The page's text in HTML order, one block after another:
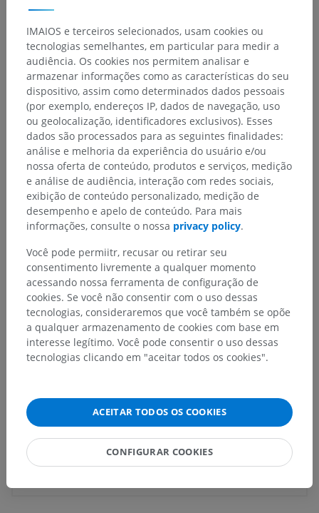
Anatomia humana 1
Anatomia sistêmica>
Articulações; Sistema articular>
Articulações do membro superior>
Articulações da parte livre do membro superior>
Articulações da parte livre do membro superior
Estruturas subjacentes:
Articulação do ombro
Articulação do cotovelo
Articulação radioulnar distal
Articulações da mão
Traduções
Encontrou um erro?
Não hesite em nos sugerir uma correção, tradução ou
melhora de conteúdo.
Relatar um problema
IMAIOS e terceiros selecionados, usam cookies ou
tecnologias semelhantes, em particular para medir a
audiência. Os cookies nos permitem analisar e
armazenar informações como as características do seu
dispositivo, assim como determinados dados pessoais
(por exemplo, endereços IP, dados de navegação, uso
ou geolocalização, identificadores exclusivos). Esses
dados são processados para as seguintes finalidades:
análise e melhoria da experiência do usuário e/ou
nossa oferta de conteúdo, produtos e serviços, medição
e análise de audiência, interação com redes sociais,
exibição de conteúdo personalizado, medição de
desempenho e apelo de conteúdo. Para mais
informações, consulte o nossa privacy policy.
Você pode permiitr, recusar ou retirar seu
consentimento livremente a qualquer momento
acessando nossa ferramenta de configuração de
cookies. Se você não consentir com o uso dessas
tecnologias, consideraremos que você também se opõe
a qualquer armazenamento de cookies com base em
interesse legítimo. Você pode consentir o uso dessas
tecnologias clicando em "aceitar todos os cookies".
ACEITAR TODOS OS COOKIES
CONFIGURAR COOKIES